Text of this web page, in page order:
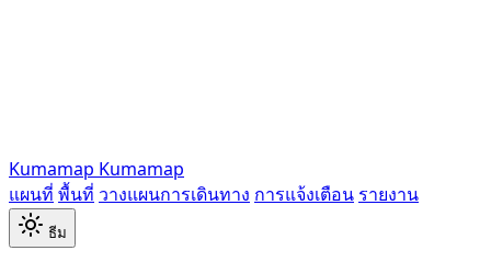
Kumamap Kumamap
แผนที่ พื้นที่ วางแผนการเดินทาง การแจ้งเตือน รายงาน
ธีม